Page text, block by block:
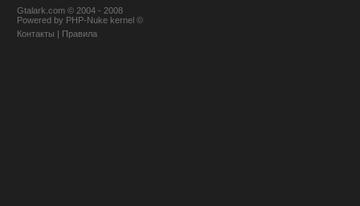
Gtalark.com © 2004 - 2008
Powered by PHP-Nuke kernel ©
Контакты | Правила